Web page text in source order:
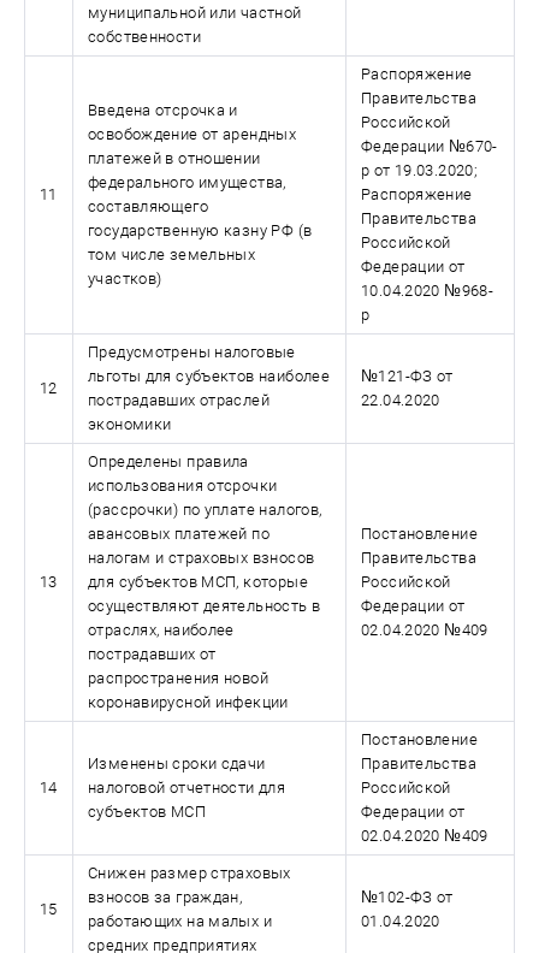
муниципальной или частной
собственности
11
Введена отсрочка и
освобождение от арендных
платежей в отношении
федерального имущества,
составляющего
государственную казну РФ (в
том числе земельных
участков)
Распоряжение
Правительства
Российской
Федерации №670-
р от 19.03.2020;
Распоряжение
Правительства
Российской
Федерации от
10.04.2020 №968-
р
12
Предусмотрены налоговые
льготы для субъектов наиболее
пострадавших отраслей
экономики
№121-ФЗ от
22.04.2020
13
Определены правила
использования отсрочки
(рассрочки) по уплате налогов,
авансовых платежей по
налогам и страховых взносов
для субъектов МСП, которые
осуществляют деятельность в
отраслях, наиболее
пострадавших от
распространения новой
коронавирусной инфекции
Постановление
Правительства
Российской
Федерации от
02.04.2020 №409
14
Изменены сроки сдачи
налоговой отчетности для
субъектов МСП
Постановление
Правительства
Российской
Федерации от
02.04.2020 №409
15
Снижен размер страховых
взносов за граждан,
работающих на малых и
средних предприятиях
№102-ФЗ от
01.04.2020